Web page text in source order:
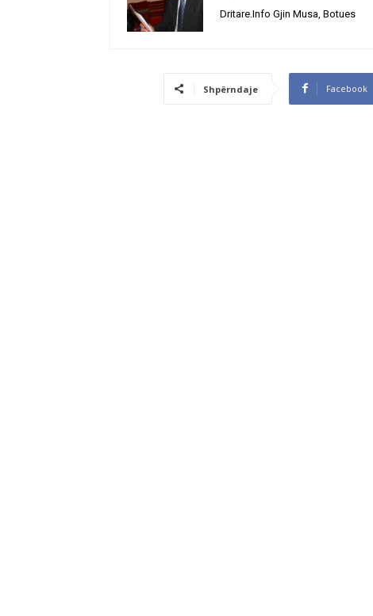
Dritare.Info Gjin Musa, Botues
Shpërndaje Facebook